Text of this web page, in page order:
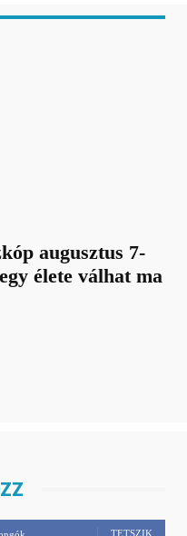
augusztus 7-
élete válhat ma
TETSZIK